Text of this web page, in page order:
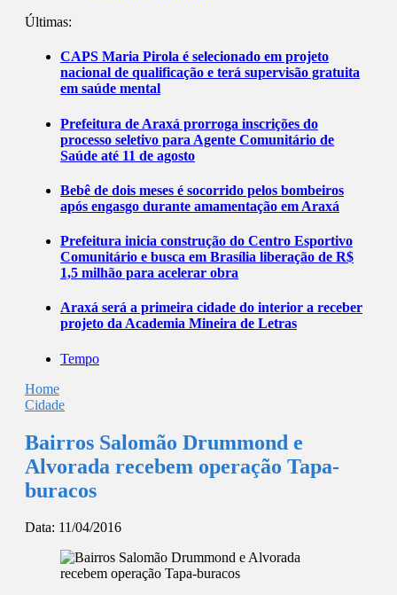
Últimas:
CAPS Maria Pirola é selecionado em projeto
nacional de qualificação e terá supervisão gratuita
em saúde mental
Prefeitura de Araxá prorroga inscrições do
processo seletivo para Agente Comunitário de
Saúde até 11 de agosto
Bebê de dois meses é socorrido pelos bombeiros
após engasgo durante amamentação em Araxá
Prefeitura inicia construção do Centro Esportivo
Comunitário e busca em Brasília liberação de R$
1,5 milhão para acelerar obra
Araxá será a primeira cidade do interior a receber
projeto da Academia Mineira de Letras
Tempo
Home
Cidade
Bairros Salomão Drummond e
Alvorada recebem operação Tapa-
buracos
Data: 11/04/2016